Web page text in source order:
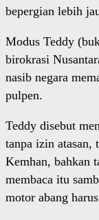
bepergian lebih
Modus Teddy
birokrasi
nasib negara
pulpen.
Teddy disebut
tanpa izin atasan,
Kemhan, bahkan
membaca itu
motor abang